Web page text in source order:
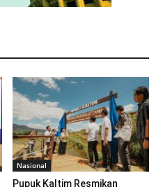
Nasional
Pupuk Kaltim Resmikan